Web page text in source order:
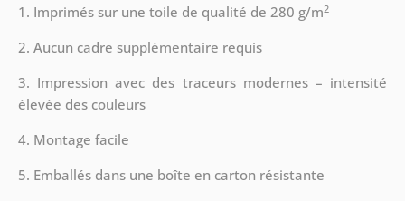
1. Imprimés sur une toile de qualité de 280 g/m2
2. Aucun cadre supplémentaire requis
3. Impression avec des traceurs modernes – intensité
élevée des couleurs
4. Montage facile
5. Emballés dans une boîte en carton résistante